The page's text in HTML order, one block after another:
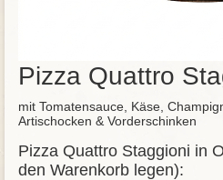
Pizza Quattro
mit Tomatensauce, Käse,
Artischocken & Vorderschinken
Pizza Quattro Staggioni in
den Warenkorb legen):